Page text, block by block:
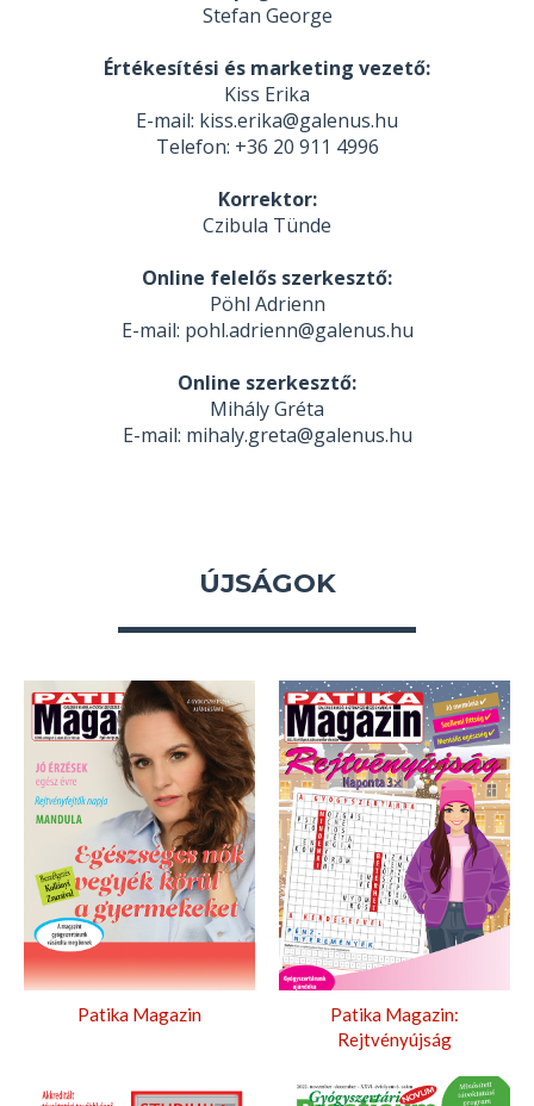
Stefan George
Értékesítési és marketing vezető:
Kiss Erika
E-mail: kiss.erika@galenus.hu
Telefon: +36 20 911 4996
Korrektor:
Czibula Tünde
Online felelős szerkesztő:
Pöhl Adrienn
E-mail: pohl.adrienn@galenus.hu
Online szerkesztő:
Mihály Gréta
E-mail: mihaly.greta@galenus.hu
ÚJSÁGOK
Patika Magazin
Patika Magazin:
Rejtvényújság